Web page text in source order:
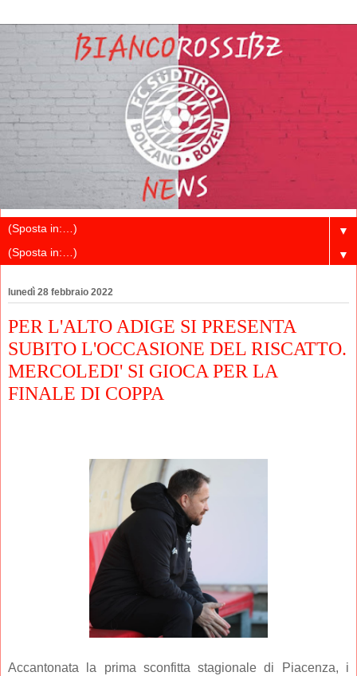
▼
▼
lunedì 28 febbraio 2022
PER L'ALTO ADIGE SI PRESENTA
SUBITO L'OCCASIONE DEL RISCATTO.
MERCOLEDI' SI GIOCA PER LA
FINALE DI COPPA
Accantonata la prima sconfitta stagionale di Piacenza, i